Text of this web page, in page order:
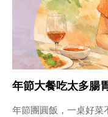
年節大餐吃太多腸
年節團圓飯，一桌好菜